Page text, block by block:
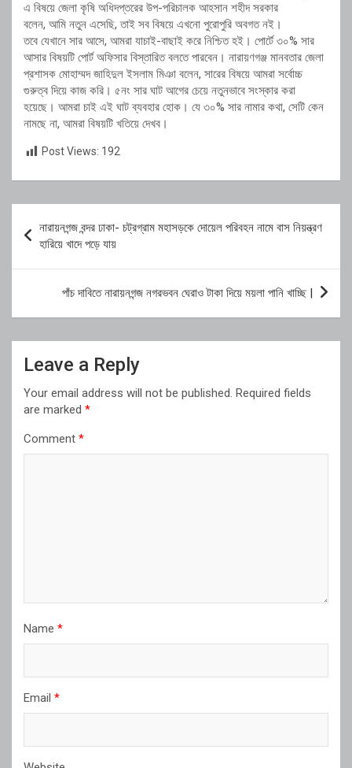
এ বিষয়ে জেলা কৃষি অধিদপ্তরের উপ-পরিচালক আহসান শহীদ সরকার
বলেন, আমি নতুন এসেছি, তাই সব বিষয়ে এখনো পুরোপুরি অবগত নই।
তবে যেখানে সার আসে, আমরা যাচাই-বাছাই করে নিশ্চিত হই। পোর্টে ৩০% সার
আসার বিষয়টি পোর্ট অফিসার বিস্তারিত বলতে পারবেন। নারায়ণগঞ্জ মানবতার জেলা
প্রশাসক মোহাম্মদ জাহিদুল ইসলাম মিঞা বলেন, সারের বিষয়ে আমরা সর্বোচ্চ
গুরুত্ব দিয়ে কাজ করি। ৫নং সার ঘাট আগের চেয়ে নতুনভাবে সংস্কার করা
হয়েছে। আমরা চাই এই ঘাট ব্যবহার হোক। যে ৩০% সার নামার কথা, সেটি কেন
নামছে না, আমরা বিষয়টি খতিয়ে দেখব।
Post Views: 192
navigation
নারায়নগন্জ বন্দর ঢাকা- চট্রগ্রাম মহাসড়কে দোয়েল পরিবহন নামে বাস নিয়ন্ত্রণ
হারিয়ে খাদে পড়ে যায়
পাঁচ দাবিতে নারায়নগন্জ নগরভবন ঘেরাও টাকা দিয়ে ময়লা পানি খাচ্ছি |
Leave a Reply
Your email address will not be published. Required fields
are marked *
Comment *
Name *
Email *